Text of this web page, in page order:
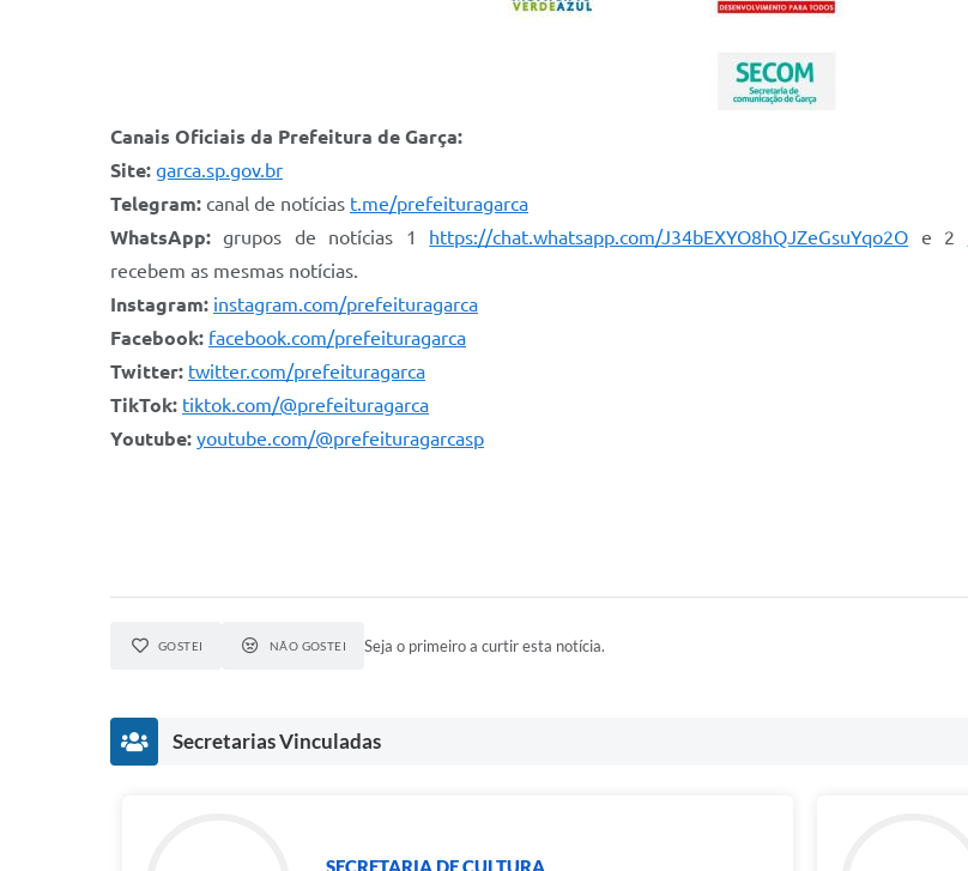
Canais Oficiais da Prefeitura de Garça:
Site: garca.sp.gov.br
Telegram: canal de notícias t.me/prefeituragarca
WhatsApp: grupos de notícias 1 https://chat.whatsapp.com/J34bEXYO8hQJZeGsuYqo2O e 2
recebem as mesmas notícias.
Instagram: instagram.com/prefeituragarca
Facebook: facebook.com/prefeituragarca
Twitter: twitter.com/prefeituragarca
TikTok: tiktok.com/@prefeituragarca
Youtube: youtube.com/@prefeituragarcasp
GOSTEI NÃO GOSTEI Seja o primeiro a curtir esta notícia.
Secretarias Vinculadas
SECRETARIA DE CULTURA